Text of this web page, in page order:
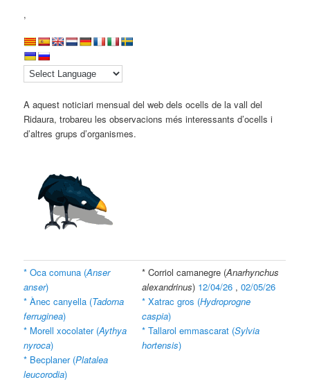
,
A aquest noticiari mensual del web dels ocells de la vall del
Ridaura, trobareu les observacions més interessants d’ocells i
d’altres grups d’organismes.
* Oca comuna (Anser
anser)
* Ànec canyella (Tadorna
ferruginea)
* Morell xocolater (Aythya
nyroca)
* Becplaner (Platalea
leucorodia)
* Corriol camanegre (Anarhynchus
alexandrinus) 12/04/26 ,02/05/26
* Xatrac gros (Hydroprogne
caspia)
* Tallarol emmascarat (Sylvia
hortensis)